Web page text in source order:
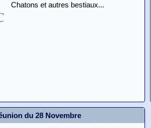
Chatons et autres bestiaux...
du 28 Novembre